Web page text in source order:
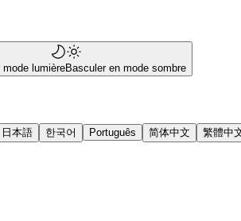
mode lumièreBasculer en mode sombre
日本語 한국어 Português 简体中文 繁體中